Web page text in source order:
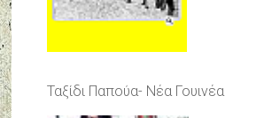
Ταξίδι Παπούα- Νέα Γουινέα